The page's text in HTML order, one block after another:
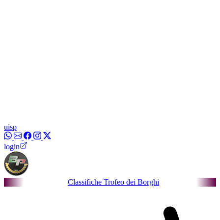
uisp
login
Classifiche Trofeo dei Borghi